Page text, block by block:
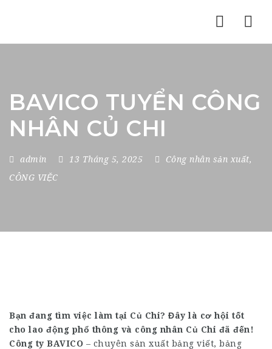
BAVICO TUYỂN CÔNG
NHÂN CỦ CHI
admin 13 Tháng 5, 2025 Công nhân sản xuất,
CÔNG VIỆC
Bạn đang tìm việc làm tại Củ Chi? Đây là cơ hội tốt
cholao động phổ thông và công nhân Củ Chi đã đến!
Công ty BAVICO – chuyên sản xuất bảng viết, bảng